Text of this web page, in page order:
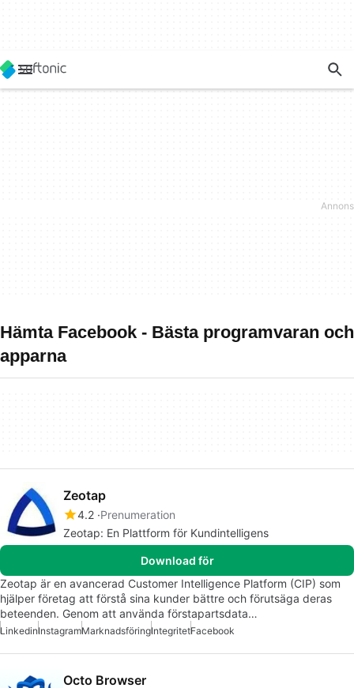
Hämta Facebook - Bästa programvaran och
apparna
Zeotap
4.2 Prenumeration
Zeotap: En Plattform för Kundintelligens
Download för
Zeotap är en avancerad Customer Intelligence Platform (CIP) som
hjälper företag att förstå sina kunder bättre och förutsäga deras
beteenden. Genom att använda förstapartsdata…
LinkedinInstagramMarknadsföringIntegritetFacebook
Octo Browser